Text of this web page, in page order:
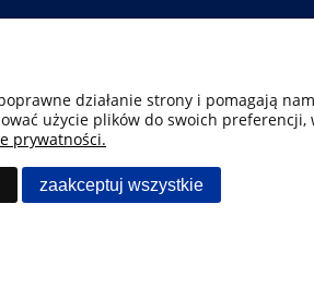
Dostawa już od 9,99 zł
działanie strony i pomagają
użycie plików do swoich preferencji,
prywatności.
zaakceptuj wszystkie